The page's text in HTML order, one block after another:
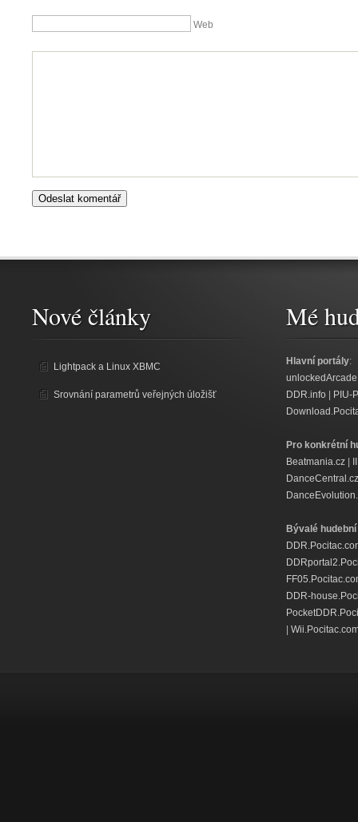
Web
Nové články
Lightpack a Linux XBMC
Srovnání parametrů veřejných úložišť
Mé
Hlavní portály:
DDR.info
PIU-
Pro konkrétní
Beatmania.cz
DanceCentral.cz
Bývalé
DDR-